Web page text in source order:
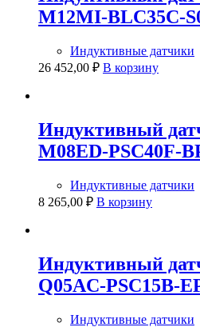
M12MI-BLC35C-
Индуктивные датчики
26 452,00 ₽ В корзину
Индуктивный
M08ED-PSC40F-
Индуктивные датчики
8 265,00 ₽ В корзину
Индуктивный
Q05AC-PSC15B-
Индуктивные датчики